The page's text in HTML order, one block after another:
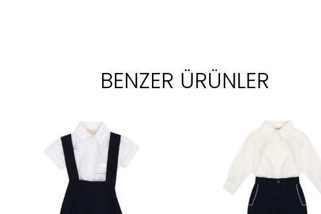
BENZER ÜRÜNLER